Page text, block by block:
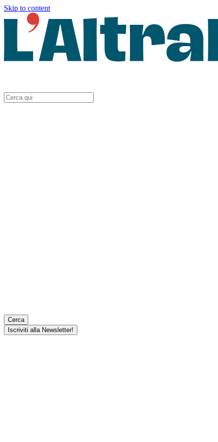
Skip to content
Cerca
Iscriviti alla Newsletter!